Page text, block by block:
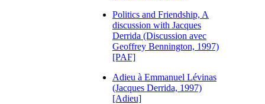
Politics and Friendship, A
discussion with Jacques
Derrida (Discussion avec
Geoffrey Bennington, 1997)
[PAF]
Adieu à Emmanuel Lévinas
(Jacques Derrida, 1997)
[Adieu]